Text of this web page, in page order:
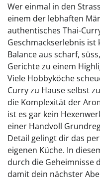
Wer einmal in den
einem der lebhaften
authentisches Thai-
Geschmackserlebnis
Balance aus scharf,
Gerichte zu einem
Viele Hobbyköche
Curry zu Hause selbst
die Komplexität der
ist es gar kein
einer Handvoll
Detail gelingt dir das
eigenen Küche. In
durch die Geheimnisse
damit dein nächster